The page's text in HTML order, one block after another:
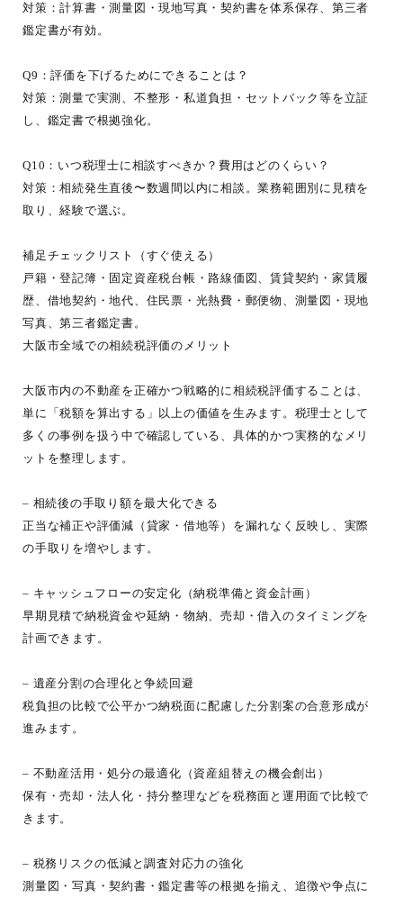
対策：計算書・測量図・現地写真・契約書を体系保存、第三者
鑑定書が有効。
Q9：評価を下げるためにできることは？
対策：測量で実測、不整形・私道負担・セットバック等を立証
し、鑑定書で根拠強化。
Q10：いつ税理士に相談すべきか？費用はどのくらい？
対策：相続発生直後〜数週間以内に相談。業務範囲別に見積を
取り、経験で選ぶ。
補足チェックリスト（すぐ使える）
戸籍・登記簿・固定資産税台帳・路線価図、賃貸契約・家賃履
歴、借地契約・地代、住民票・光熱費・郵便物、測量図・現地
写真、第三者鑑定書。
大阪市全域での相続税評価のメリット
大阪市内の不動産を正確かつ戦略的に相続税評価することは、
単に「税額を算出する」以上の価値を生みます。税理士として
多くの事例を扱う中で確認している、具体的かつ実務的なメリ
ットを整理します。
– 相続後の手取り額を最大化できる
正当な補正や評価減（貸家・借地等）を漏れなく反映し、実際
の手取りを増やします。
– キャッシュフローの安定化（納税準備と資金計画）
早期見積で納税資金や延納・物納、売却・借入のタイミングを
計画できます。
– 遺産分割の合理化と争続回避
税負担の比較で公平かつ納税面に配慮した分割案の合意形成が
進みます。
– 不動産活用・処分の最適化（資産組替えの機会創出）
保有・売却・法人化・持分整理などを税務面と運用面で比較で
きます。
– 税務リスクの低減と調査対応力の強化
測量図・写真・契約書・鑑定書等の根拠を揃え、追徴や争点に